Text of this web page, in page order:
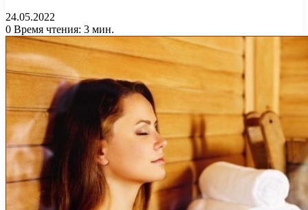
24.05.2022
0 Время чтения: 3 мин.